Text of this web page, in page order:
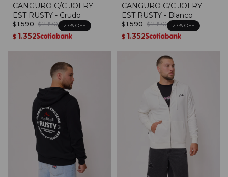
CANGURO C/C JOFRY
EST RUSTY - Crudo
$ 1.590 $ 2.190 27
$ 1.352
CANGURO C/C JOFRY
EST RUSTY - Blanco
$ 1.590 $ 2.190 27
$ 1.352